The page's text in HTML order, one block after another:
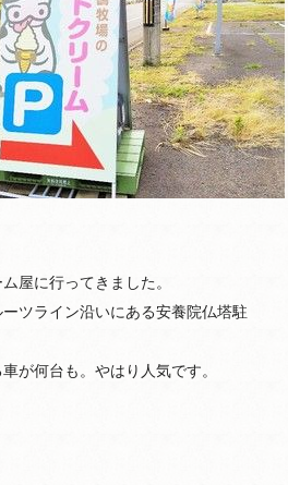
屋に行ってきました。
ツライン沿いにある安養院仏塔駐
が何台も。やはり人気です。